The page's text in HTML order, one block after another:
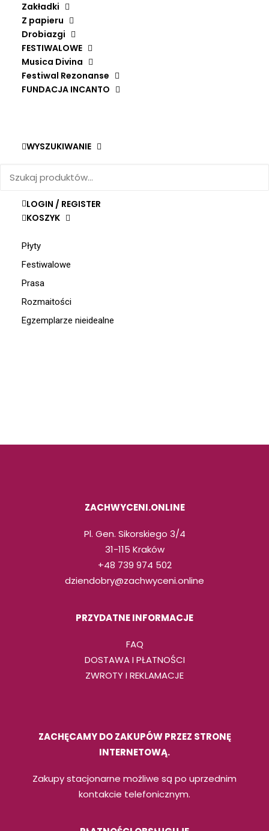
Zakładki
Z papieru
Drobiazgi
FESTIWALOWE
Musica Divina
Festiwal Rezonanse
FUNDACJA INCANTO
WYSZUKIWANIE
LOGIN / REGISTER
KOSZYK
Zestawy prezentowe
Kartki
Płyty
Festiwalowe
Prasa
Rozmaitości
Egzemplarze nieidealne
CRACOW BAROQUE CONSORT
ZACHWYCENI.ONLINE
Pl. Gen. Sikorskiego 3/4
31-115 Kraków
+48 739 974 502
dziendobry@zachwyceni.online
PRZYDATNE INFORMACJE
FAQ
DOSTAWA I PŁATNOŚCI
ZWROTY I REKLAMACJE
ZACHĘCAMY DO ZAKUPÓW PRZEZ STRONĘ
INTERNETOWĄ.
Zakupy stacjonarne możliwe są po uprzednim
kontakcie telefonicznym.